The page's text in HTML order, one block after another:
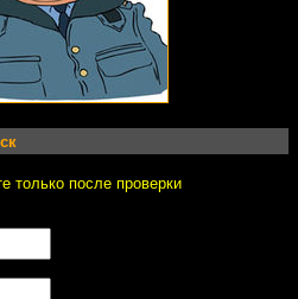
только после проверки